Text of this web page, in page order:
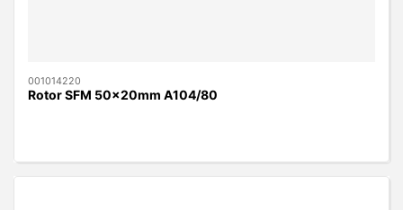
001014220
Rotor SFM 50x20mm A104/80